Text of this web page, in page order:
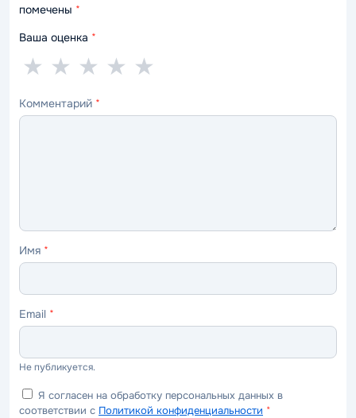
помечены *
Ваша оценка *
5
—
★
4
—
★
3
—
★
2
—
★
1
—
★
Комментарий *
Имя *
Email *
Не публикуется.
Я согласен на обработку персональных данных в
соответствии с Политикой конфиденциальности *